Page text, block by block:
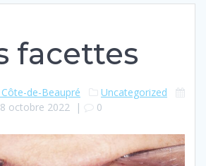
facettes
de-Beaupré
Uncategorized
octobre 2022| 0